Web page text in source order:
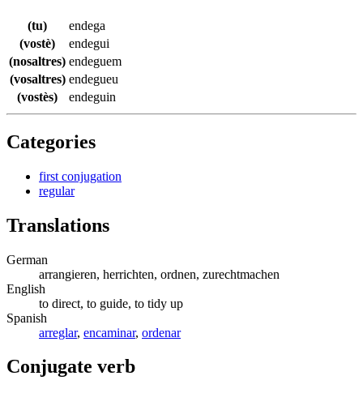
(tu)
endega
(vostè)
endegui
(nosaltres) endeguem
(vosaltres) endegueu
(vostès)
endeguin
Categories
first conjugation
regular
Translations
German
arrangieren, herrichten, ordnen, zurechtmachen
English
to direct, to guide, to tidy up
Spanish
arreglar, encaminar, ordenar
Conjugate verb